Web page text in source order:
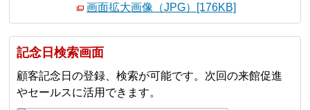
画面拡大画像（JPG）[176KB]
記念日検索画面
顧客記念日の登録、検索が可能です。次回の来館促進
やセールスに活用できます。